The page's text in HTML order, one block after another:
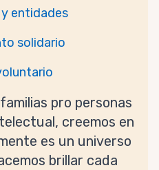
entidades
solidario
pro personas
creemos en
es un universo
brillar cada